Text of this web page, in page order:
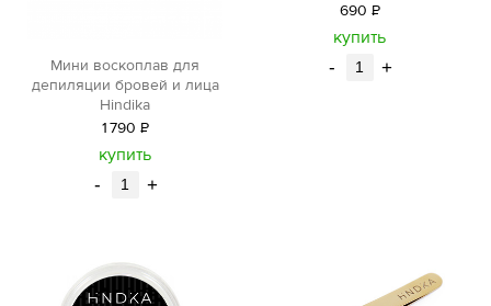
Мини воскоплав для
депиляции бровей и лица
Hindika
1790 Р
уб.
купить
- +
690 Р
уб.
купить
- +